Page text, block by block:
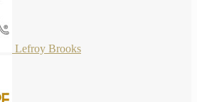
Lefroy Brooks